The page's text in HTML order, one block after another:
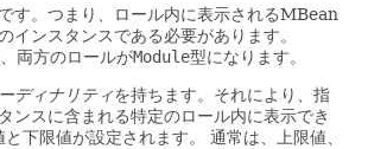
です。つまり、ロール内に表示されるMBean
インスタンスである必要があります。
両方のロールがModule型になります。
ディナリティを持ちます。それにより、指
ンスに含まれる特定のロール内に表示でき
下限値が設定されます。
通常は、上限値、